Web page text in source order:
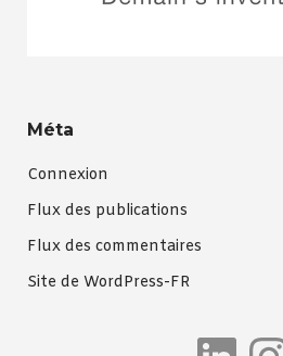
Méta
Connexion
Flux des publications
Flux des commentaires
Site de WordPress-FR